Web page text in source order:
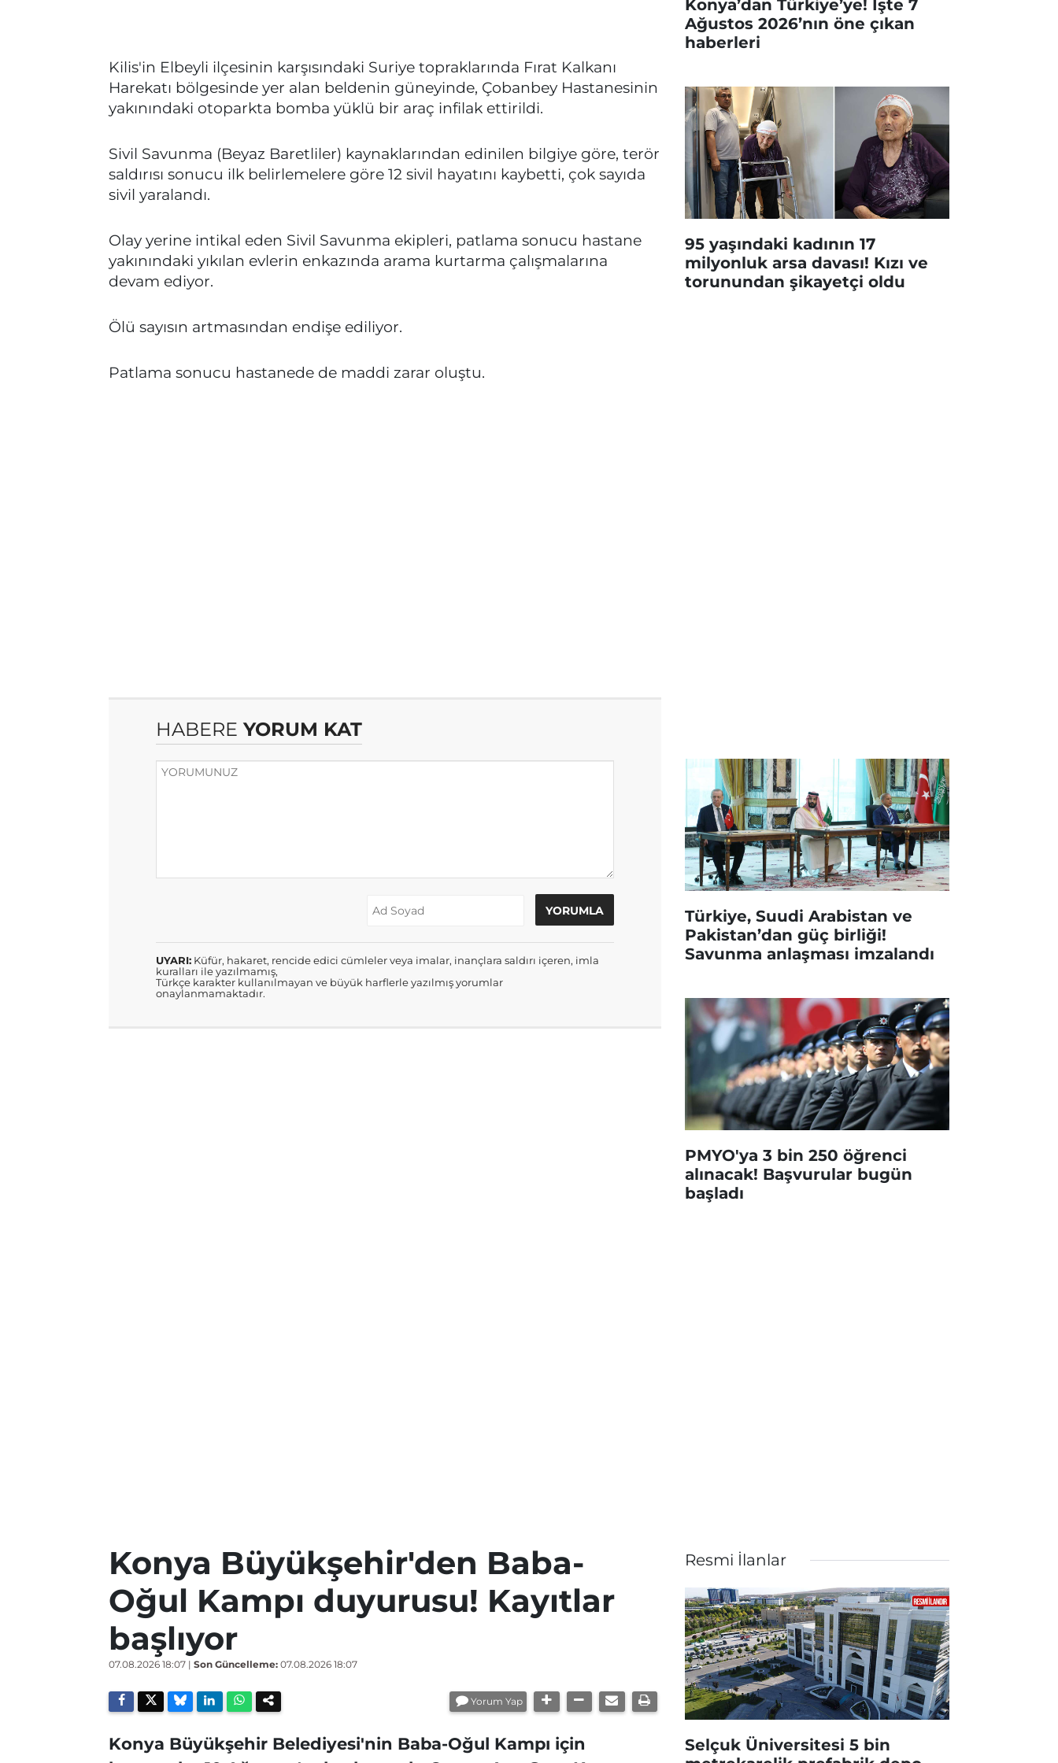
Kilis'in Elbeyli ilçesinin karşısındaki Suriye topraklarında Fırat Kalkanı
Harekatı bölgesinde yer alan beldenin güneyinde, Çobanbey Hastanesinin
yakınındaki otoparkta bomba yüklü bir araç infilak ettirildi.
Sivil Savunma (Beyaz Baretliler) kaynaklarından edinilen bilgiye göre, terör
saldırısı sonucu ilk belirlemelere göre 12 sivil hayatını kaybetti, çok sayıda
sivil yaralandı.
Olay yerine intikal eden Sivil Savunma ekipleri, patlama sonucu hastane
yakınındaki yıkılan evlerin enkazında arama kurtarma çalışmalarına
devam ediyor.
Ölü sayısın artmasından endişe ediliyor.
Patlama sonucu hastanede de maddi zarar oluştu.
HABERE YORUM KAT
UYARI: Küfür, hakaret, rencide edici cümleler veya imalar, inançlara saldırı içeren, imla
kuralları ile yazılmamış,
Türkçe karakter kullanılmayan ve büyük harflerle yazılmış yorumlar
onaylanmamaktadır.
Konya’dan Türkiye’ye! İşte 7
Ağustos 2026’nın öne çıkan
haberleri
95 yaşındaki kadının 17
milyonluk arsa davası! Kızı ve
torunundan şikayetçi oldu
Türkiye, Suudi Arabistan ve
Pakistan’dan güç birliği!
Savunma anlaşması imzalandı
PMYO'ya 3 bin 250 öğrenci
alınacak! Başvurular bugün
başladı
Konya Büyükşehir'den Baba-
Oğul Kampı duyurusu! Kayıtlar
başlıyor
07.08.2026 18:07 | Son Güncelleme: 07.08.2026 18:07
Yorum Yap
Konya Büyükşehir Belediyesi'nin Baba-Oğul Kampı için
Resmi İlanlar
Selçuk Üniversitesi 5 bin